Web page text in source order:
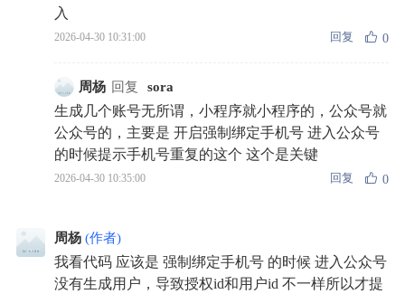
入
2026-04-30 10:31:00 回复 0
周杨 回复 sora
生成几个账号无所谓，小程序就小程序的，公众号就
公众号的，主要是 开启强制绑定手机号 进入公众号
的时候提示手机号重复的这个 这个是关键
2026-04-30 10:35:00 回复 0
周杨 (作者)
我看代码 应该是 强制绑定手机号 的时候 进入公众号
没有生成用户，导致授权id和用户id 不一样所以才提